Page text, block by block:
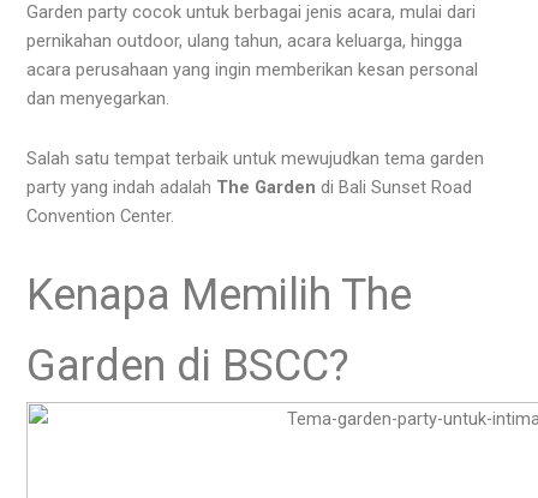
Garden party cocok untuk berbagai jenis acara, mulai dari
pernikahan outdoor, ulang tahun, acara keluarga, hingga
acara perusahaan yang ingin memberikan kesan personal
dan menyegarkan.
Salah satu tempat terbaik untuk mewujudkan tema garden
party yang indah adalah The Garden di Bali Sunset Road
Convention Center.
Kenapa Memilih The
Garden di BSCC?